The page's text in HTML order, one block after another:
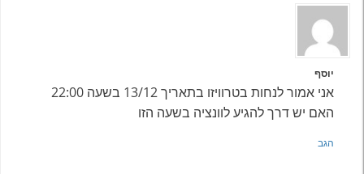
יוסף
אני אמור לנחות בטרוויזו בתאריך 13/12 בשעה 22:00
האם יש דרך להגיע לוונציה בשעה הזו
הגב